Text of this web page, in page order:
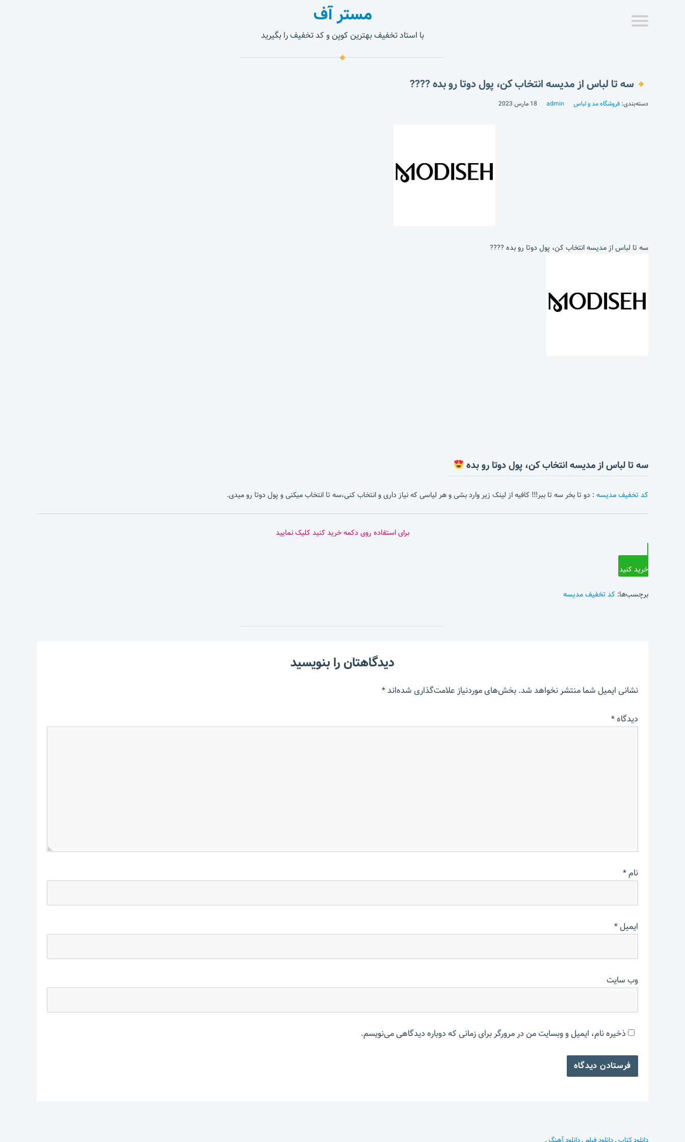
مستر آف
با استاد تخفیف بهترین کوپن و کد تخفیف را بگیرید
سه تا لباس از مدیسه انتخاب کن، پول دوتا رو بده ????
دسته‌بندی: فروشگاه مد و لباس admin 18 مارس 2023
سه تا لباس از مدیسه انتخاب کن، پول دوتا رو بده ????
سه تا لباس از مدیسه انتخاب کن، پول دوتا رو بده
کد تخفیف مدیسه: دو تا بخر سه تا ببر!!! کافیه از لینک زیر وارد بشی و هر لیاسی که نیاز داری و انتخاب کنی،سه تا انتخاب میکنی و پول دوتا رو میدی.
برای استفاده روی دکمه خرید کنید کلیک نمایید
خرید کنید
برچسب‌ها: کد تخفیف مدیسه
دیدگاهتان را بنویسید
نشانی ایمیل شما منتشر نخواهد شد.بخش‌های موردنیاز علامت‌گذاری شده‌اند*
دیدگاه*
نام*
ایمیل*
وب‌ سایت
ذخیره نام، ایمیل و وبسایت من در مرورگر برای زمانی که دوباره دیدگاهی می‌نویسم.
دانلود کتاب.دانلود فیلم .دانلود آهنگ.